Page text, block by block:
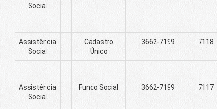
Social
Assistência
Social
Cadastro
Único
3662-7199 7118
Assistência
Social
Fundo Social 3662-7199 7117